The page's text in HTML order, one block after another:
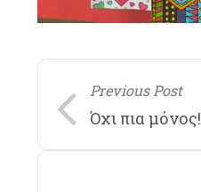
Previous Post
Όχι πια μόνος!